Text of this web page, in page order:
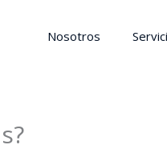
Nosotros